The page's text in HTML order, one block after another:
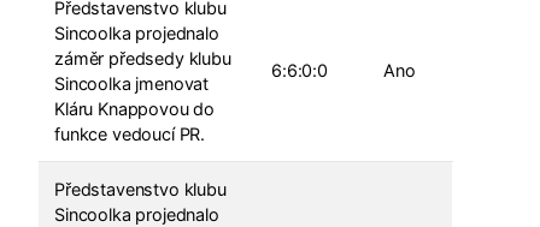
Představenstvo klubu
Sincoolka projednalo
záměr předsedy klubu
Sincoolka jmenovat
Kláru Knappovou do
funkce vedoucí PR.
6:6:0:0 Ano
Představenstvo klubu
Sincoolka projednalo